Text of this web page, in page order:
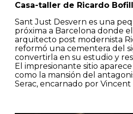
Casa-taller de Ricardo Bofill
Sant Just Desvern es una
próxima a Barcelona donde
arquitecto post modernista
reformó una cementera del
convertirla en su estudio y
El impresionante sitio
como la mansión del
Serac, encarnado por Vincent